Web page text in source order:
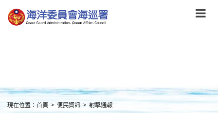
到
主
:::
現在位置： 首頁 > 便民資訊 > 射擊通報